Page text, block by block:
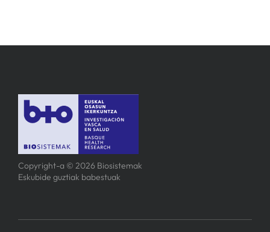
Copyright-a © 2026 Biosistemak
Eskubide guztiak babestuak